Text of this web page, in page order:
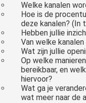
Welke kanalen
Hoe is de
deze kanalen? (In
Hebben jullie
Van welke
Wat zijn jullie
Op welke
bereikbaar, en
hiervoor?
Wat ga je
wat meer naar de